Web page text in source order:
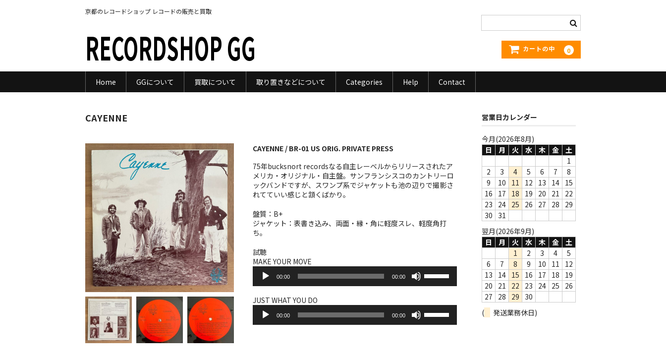
京都のレコードショップ レコードの販売と買取
RECORDSHOP GG カートの中 0
Home GGについて 買取について 取り置きなどについて Categories Help Contact
CAYENNE
CAYENNE / BR-01 US ORIG. PRIVATE PRESS
75年bucksnort recordsなる自主レーベルからリリースされたア
メリカ・オリジナル・自主盤。サンフランシスコのカントリーロ
ックバンドですが、スワンプ系でジャケットも池の辺りで撮影さ
れてていい感じと頷くばかり。
盤質：B+
ジャケット：表書き込み、両面・縁・角に軽度スレ、軽度角打
ち。
試聴
MAKE YOUR MOVE
プ
レ
ー
ー
00:00 00:00
リ
調
節
JUST WHAT YOU DO
プ
00:00 00:00
リ
営業日カレンダー
今月(2026年8月)
日
月 火 水 木 金
土
1
2
3 4 5 6 7
8
9
10 11 12 13 14 15
16
17 18 19 20 21
22
23
24 25 26 27 28
29
30
31
翌月(2026年9月)
日
月 火 水 木 金
土
1
2 3 4
5
6
7 8 9 10 11
12
13
14 15 16 17 18
19
20
21 22 23 24 25
26
27
28 29
30
(
発送業務休日)